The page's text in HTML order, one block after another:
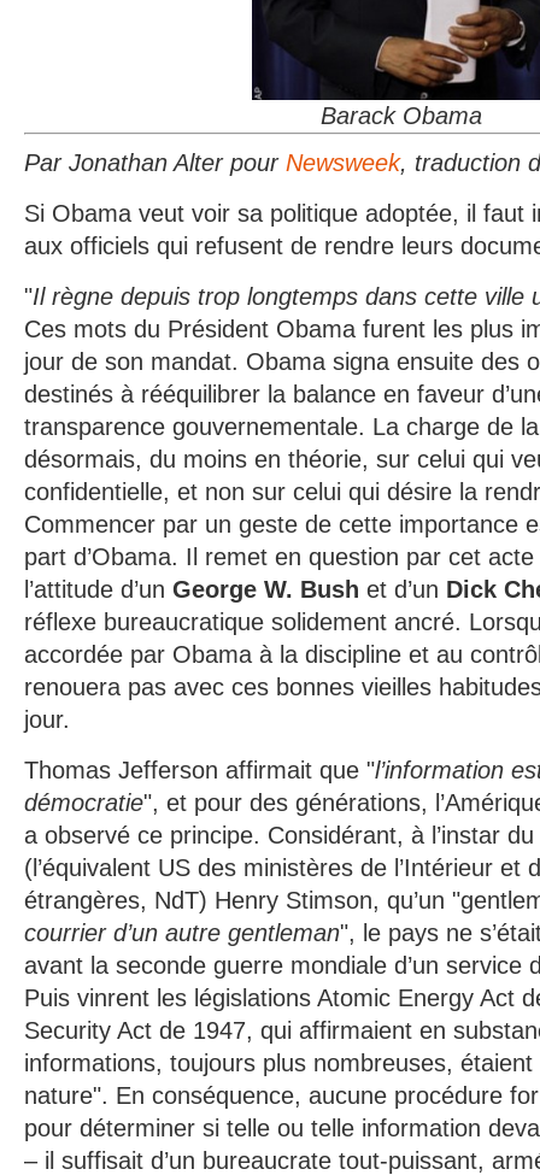
Barack Obama
Par Jonathan Alter pour Newsweek, traduction
Si Obama veut voir sa politique adoptée, il faut
aux officiels qui refusent de rendre leurs
"Il règne depuis trop longtemps dans cette ville
Ces mots du Président Obama furent les plus
jour de son mandat. Obama signa ensuite des
destinés à rééquilibrer la balance en faveur
transparence gouvernementale. La charge de
désormais, du moins en théorie, sur celui qui
confidentielle, et non sur celui qui désire la
Commencer par un geste de cette importance
part d’Obama. Il remet en question par cet
l’attitude d’un George W. Bush et d’un Dick
réflexe bureaucratique solidement ancré.
accordée par Obama à la discipline et au
renouera pas avec ces bonnes vieilles
jour.
Thomas Jefferson affirmait que "l’information
démocratie", et pour des générations,
a observé ce principe. Considérant, à l’instar du
(l’équivalent US des ministères de l’Intérieur et
étrangères, NdT) Henry Stimson, qu’un
courrier d’un autre gentleman", le pays ne
avant la seconde guerre mondiale d’un service
Puis vinrent les législations Atomic Energy Act
Security Act de 1947, qui affirmaient en
informations, toujours plus nombreuses,
nature". En conséquence, aucune procédure
pour déterminer si telle ou telle information
– il suffisait d’un bureaucrate tout-puissant,